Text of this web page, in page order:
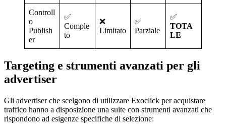
Controll
o
Publish
er
✅
Comple
to
❌
Limitato
✅
Parziale
✅
TOTA
LE
Targeting e strumenti avanzati per gli
advertiser
Gli advertiser che scelgono di utilizzare Exoclick per acquistare
traffico hanno a disposizione una suite con strumenti avanzati che
rispondono ad esigenze specifiche di selezione: